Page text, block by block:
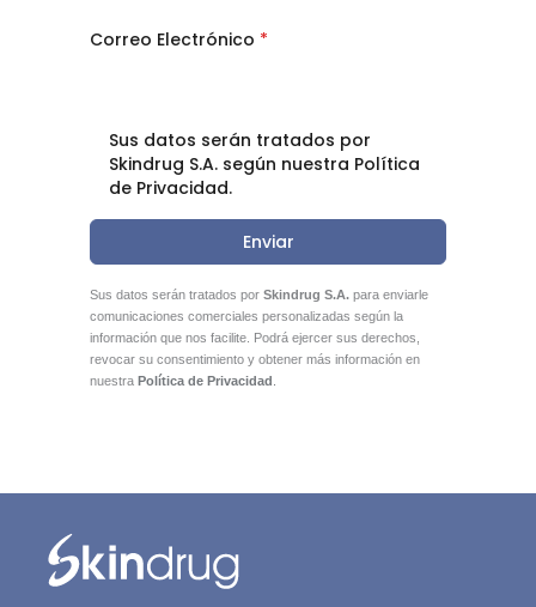
Correo Electrónico *
Sus datos serán tratados por
Skindrug S.A. según nuestra Política
de Privacidad.
Enviar
Sus datos serán tratados por Skindrug S.A. para enviarle
comunicaciones comerciales personalizadas según la
información que nos facilite. Podrá ejercer sus derechos,
revocar su consentimiento y obtener más información en
nuestra Política de Privacidad